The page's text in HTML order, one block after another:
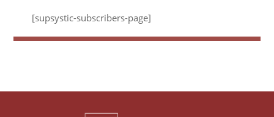
[supsystic-subscribers-page]